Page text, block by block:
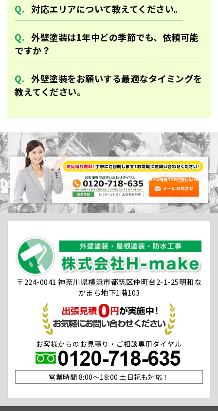
対応エリアについて教えてください。
外壁塗装は1年中どの季節でも、依頼可能
ですか？
外壁塗装をお願いする最適なタイミングを
教えてください。
〒224-0041 神奈川県横浜市都筑区仲町台2-1-25明和な
かまち地下1階103
お客様からのお見積り・ご相談専用ダイヤル
営業時間 8:00〜18:00 土日祝も対応！